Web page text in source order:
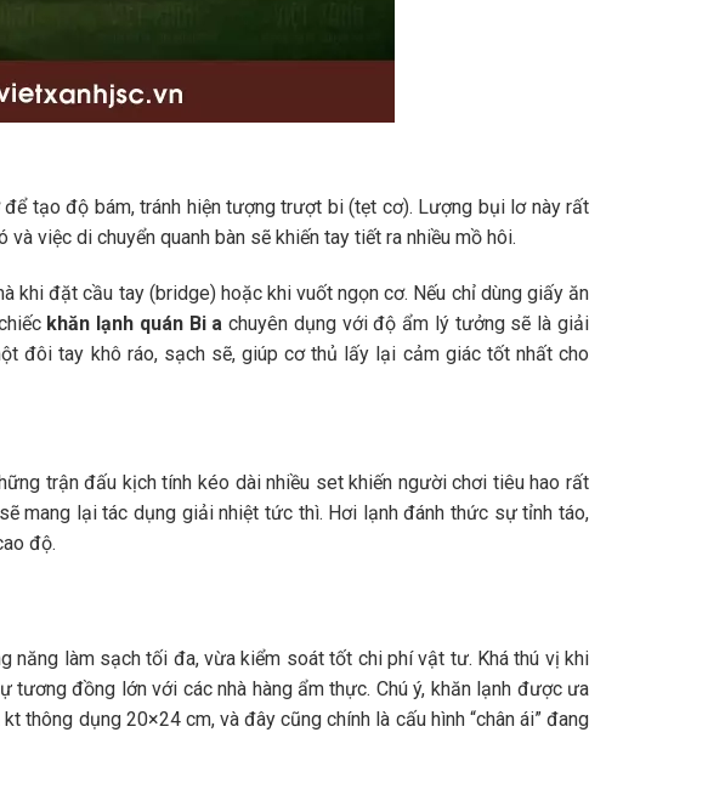
tạo độ bám, tránh hiện tượng trượt bi (tẹt cơ). Lượng bụi lơ này rất
việc di chuyển quanh bàn sẽ khiến tay tiết ra nhiều mồ hôi.
đặt cầu tay (bridge) hoặc khi vuốt ngọn cơ. Nếu chỉ dùng giấy ăn
khăn lạnh quán Bi a chuyên dụng với độ ẩm lý tưởng sẽ là giải
đôi tay khô ráo, sạch sẽ, giúp cơ thủ lấy lại cảm giác tốt nhất cho
trận đấu kịch tính kéo dài nhiều set khiến người chơi tiêu hao rất
mang lại tác dụng giải nhiệt tức thì. Hơi lạnh đánh thức sự tỉnh táo,
độ.
làm sạch tối đa, vừa kiểm soát tốt chi phí vật tư. Khá thú vị khi
đồng lớn với các nhà hàng ẩm thực. Chú ý, khăn lạnh được ưa
dụng 20×24 cm, và đây cũng chính là cấu hình “chân ái” đang